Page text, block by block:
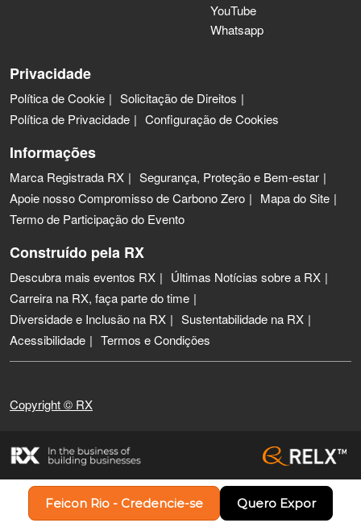
YouTube
Whatsapp
Privacidade
Política de Cookie
Solicitação de Direitos
Política de Privacidade
Configuração de Cookies
Informações
Marca Registrada RX
Segurança, Proteção e Bem-estar
Apoie nosso Compromisso de Carbono Zero
Mapa do Site
Termo de Participação do Evento
Construído pela RX
Descubra mais eventos RX
Últimas Notícias sobre a RX
Carreira na RX, faça parte do time
Diversidade e Inclusão na RX
Sustentabilidade na RX
Acessibilidade
Termos e Condições
Copyright © RX
Feicon Rio - Credencie-se Quero Expor